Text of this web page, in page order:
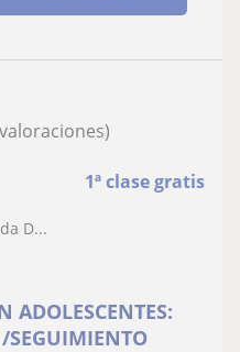
1ª clase gratis
D...
ADOLESCENTES:
SEGUIMIENTO